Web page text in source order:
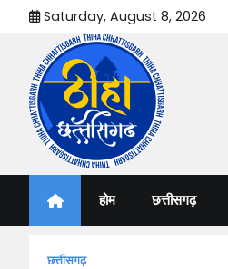
content
Saturday, August 8, 2026
Thiha
होम छत्तीसगढ़
छत्तीसगढ़